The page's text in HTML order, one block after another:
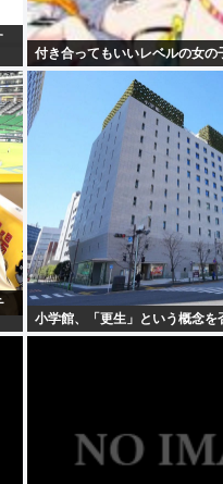
付き合ってもいいレベルの女の
小学館、「更生」という概念を